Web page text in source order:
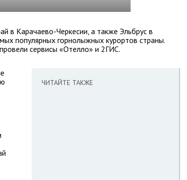
в Карачаево-Черкесии, а также Эльбрус в
популярных горнолыжных курортов страны.
сервисы «Отелло» и 2ГИС.
ЧИТАЙТЕ ТАКЖЕ